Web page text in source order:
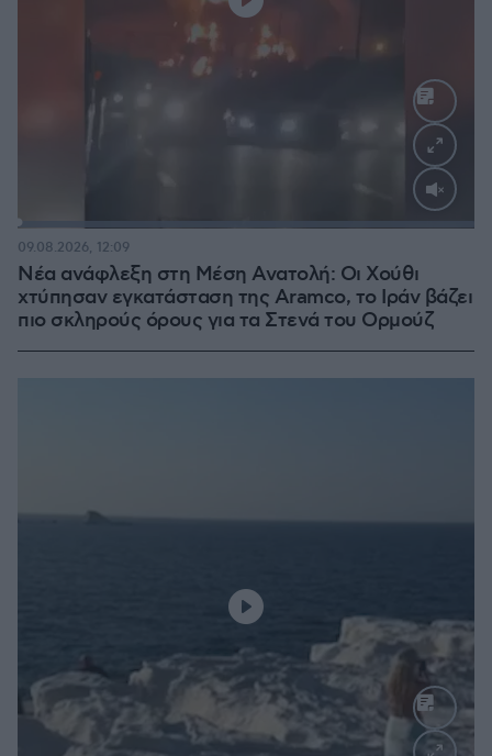
Νέα ανάφλεξη στη Μέση Ανατολή: Οι Χούθι
χτύπησαν εγκατάσταση της Aramco, το Ιράν βάζει
πιο σκληρούς όρους για τα Στενά του Ορμούζ
09.08.2026, 12:09